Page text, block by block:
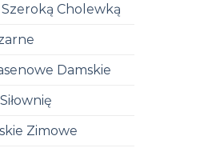
Szeroką Cholewką
Damskie
Zimowe